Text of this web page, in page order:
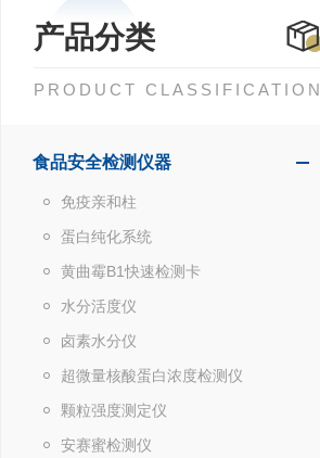
产品分类
PRODUCT CLASSIFICATION
食品安全检测仪器
免疫亲和柱
蛋白纯化系统
黄曲霉B1快速检测卡
水分活度仪
卤素水分仪
超微量核酸蛋白浓度检测仪
颗粒强度测定仪
安赛蜜检测仪